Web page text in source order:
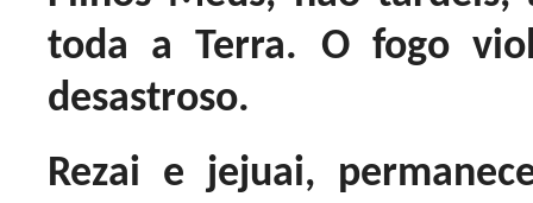
toda a Terra. O fogo
desastroso.
Rezai e jejuai,